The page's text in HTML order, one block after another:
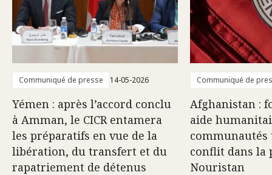
Communiqué de presse 14-05-2026
Yémen : après l’accord conclu
à Amman, le CICR entamera
les préparatifs en vue de la
libération, du transfert et du
rapatriement de détenus
Communiqué de
Afghanistan :
aide
communautés
conflit dans la
Nouristan